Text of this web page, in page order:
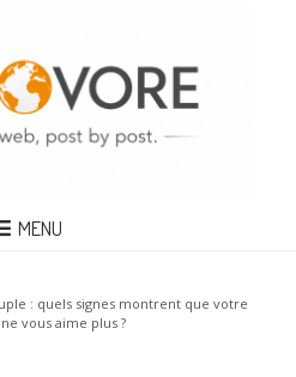
MENU
: quels signes montrent que votre
vous aime plus ?